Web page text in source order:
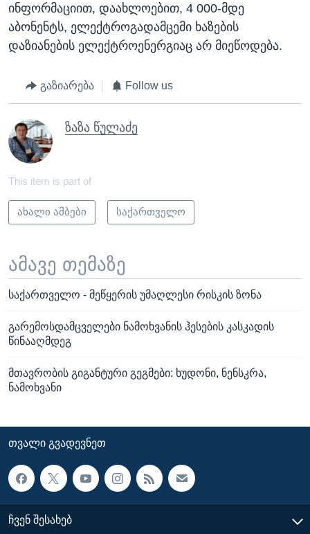
ინფორმაციით, დაახლოებით, 4 000-მდე
აბონენტს, ელექტროგადამცემი ხაზების
დაზიანების ელექტროენერგიაც არ მიეწოდება.
გაზიარება Follow us
ზაზა წულაძე
This item is part of
ახალი ამბები საქართველო
ამავე თემაზე
საქართველო - მეწყერის უმაღლესი რისკის ზონა
გარემოსდამცველები ნამოხვანის ჰესების კასკადის
წინააღმდეგ
მთავრობის გიგანტური გეგმები: ხუდონი, ნენსკრა,
ნამოხვანი
ᲗᲕᲐᲚᲘ ᲒᲕᲐᲓᲔᲕᲜᲔᲗ
ᲩᲕᲔᲜ ᲨᲔᲡᲐᲮᲔᲑ